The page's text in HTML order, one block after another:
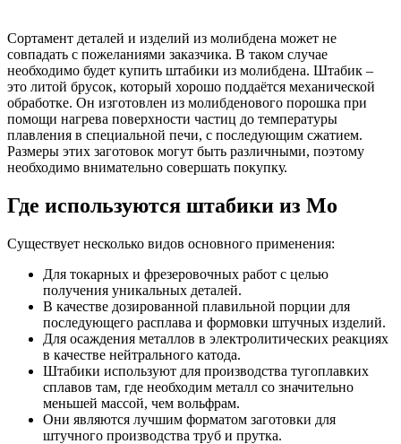
Сортамент деталей и изделий из молибдена может не
совпадать с пожеланиями заказчика. В таком случае
необходимо будет купить штабики из молибдена. Штабик –
это литой брусок, который хорошо поддаётся механической
обработке. Он изготовлен из молибденового порошка при
помощи нагрева поверхности частиц до температуры
плавления в специальной печи, с последующим сжатием.
Размеры этих заготовок могут быть различными, поэтому
необходимо внимательно совершать покупку.
Где используются штабики из Mo
Существует несколько видов основного применения:
Для токарных и фрезеровочных работ с целью
получения уникальных деталей.
В качестве дозированной плавильной порции для
последующего расплава и формовки штучных изделий.
Для осаждения металлов в электролитических реакциях
в качестве нейтрального катода.
Штабики используют для производства тугоплавких
сплавов там, где необходим металл со значительно
меньшей массой, чем вольфрам.
Они являются лучшим форматом заготовки для
штучного производства труб и прутка.